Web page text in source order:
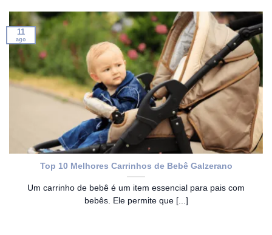
Top 10 Melhores Carrinhos de Bebê Galzerano
Um carrinho de bebê é um item essencial para pais com
bebês. Ele permite que [...]
11
ago